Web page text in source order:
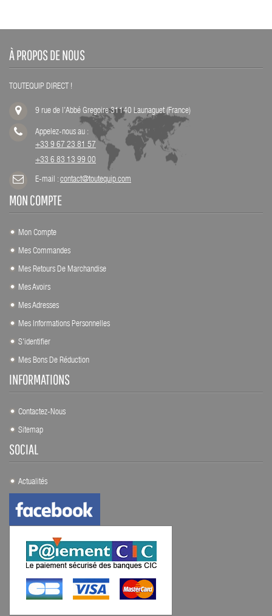
À PROPOS DE NOUS
TOUTEQUIP DIRECT !
9 rue de l’Abbé Gregoire 31140 Launaguet (France)
Appelez-nous au :
+33 9 67 23 81 57
+33 6 83 13 99 00
E-mail : contact@toutequip.com
MON COMPTE
Mon Compte
Mes Commandes
Mes Retours De Marchandise
Mes Avoirs
Mes Adresses
Mes Informations Personnelles
S'identifier
Mes Bons De Réduction
INFORMATIONS
Contactez-Nous
Sitemap
SOCIAL
Actualités